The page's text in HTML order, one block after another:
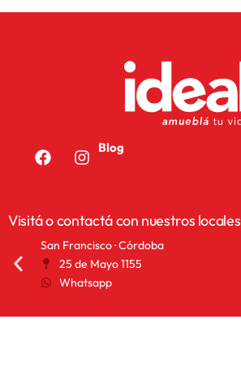
Blog
Visitá o contactá con nuestros locales
San Francisco · Córdoba
25 de Mayo 1155
Whatsapp